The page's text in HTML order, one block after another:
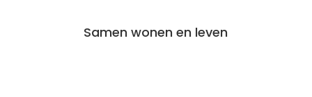
Samen wonen en leven